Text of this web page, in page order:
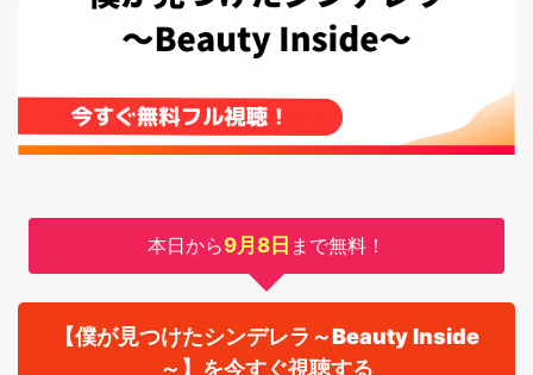
本日から9月8日 まで無料！
【僕が見つけたシンデレラ～Beauty Inside
～】を今すぐ視聴する